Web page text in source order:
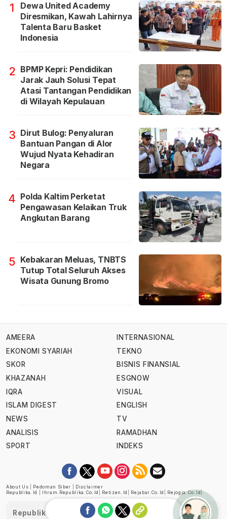
1
Dewa United Academy
Diresmikan, Kawah Lahirnya
Talenta Baru Basket
Indonesia
2 BPMP Kepri: Pendidikan
Jarak Jauh Solusi Tepat
Atasi Tantangan Pendidikan
di Wilayah Kepulauan
3 Dirut Bulog: Penyaluran
Bantuan Pangan di Alor
Wujud Nyata Kehadiran
Negara
4 Polda Kaltim Perketat
Pengawasan Kelaikan Truk
Angkutan Barang
5 Kebakaran Meluas, TNBTS
Tutup Total Seluruh Akses
Wisata Gunung Bromo
AMEERA
EKONOMI SYARIAH
SKOR
KHAZANAH
IQRA
ISLAM DIGEST
NEWS
ANALISIS
SPORT
INTERNASIONAL
TEKNO
BISNIS FINANSIAL
ESGNOW
VISUAL
ENGLISH
TV
RAMADHAN
INDEKS
About Us Pedoman Siber
Disclaimer
Republika.id
Ihram.republika.co.id Retizen.id Rejabar.co.id Rejogja.co.id
Republika telah diverifikasi oleh Dewan Pers